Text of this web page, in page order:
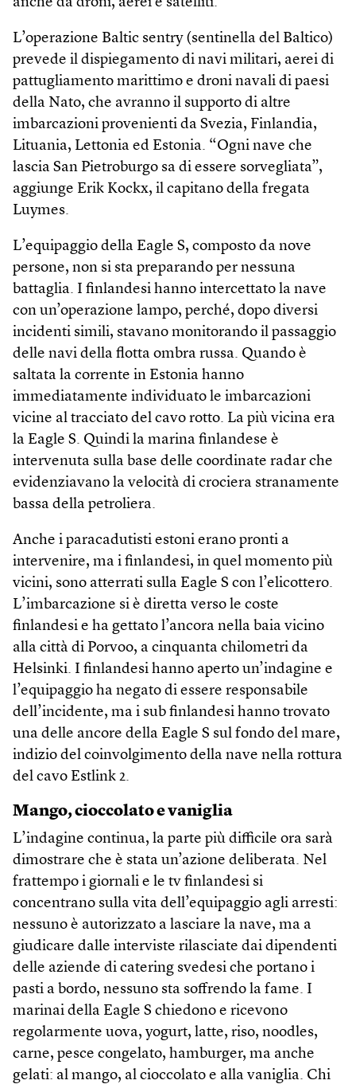
L’operazione Baltic sentry (sentinella del Baltico)
prevede il dispiegamento di navi militari, aerei di
pattugliamento marittimo e droni navali di paesi
della Nato, che avranno il supporto di altre
imbarcazioni provenienti da Svezia, Finlandia,
Lituania, Lettonia ed Estonia. “Ogni nave che
lascia San Pietroburgo sa di essere sorvegliata”,
aggiunge Erik Kockx, il capitano della fregata
Luymes.
L’equipaggio della Eagle S, composto da nove
persone, non si sta preparando per nessuna
battaglia. I finlandesi hanno intercettato la nave
con un’operazione lampo, perché, dopo diversi
incidenti simili, stavano monitorando il passaggio
delle navi della flotta ombra russa. Quando è
saltata la corrente in Estonia hanno
immediatamente individuato le imbarcazioni
vicine al tracciato del cavo rotto. La più vicina era
la Eagle S. Quindi la marina finlandese è
intervenuta sulla base delle coordinate radar che
evidenziavano la velocità di crociera stranamente
bassa della petroliera.
Anche i paracadutisti estoni erano pronti a
intervenire, ma i finlandesi, in quel momento più
vicini, sono atterrati sulla Eagle S con l’elicottero.
L’imbarcazione si è diretta verso le coste
finlandesi e ha gettato l’ancora nella baia vicino
alla città di Porvoo, a cinquanta chilometri da
Helsinki. I finlandesi hanno aperto un’indagine e
l’equipaggio ha negato di essere responsabile
dell’incidente, ma i sub finlandesi hanno trovato
una delle ancore della Eagle S sul fondo del mare,
indizio del coinvolgimento della nave nella rottura
del cavo Estlink 2.
Mango, cioccolato e vaniglia
L’indagine continua, la parte più difficile ora sarà
dimostrare che è stata un’azione deliberata. Nel
frattempo i giornali e le tv finlandesi si
concentrano sulla vita dell’equipaggio agli arresti:
nessuno è autorizzato a lasciare la nave, ma a
giudicare dalle interviste rilasciate dai dipendenti
delle aziende di catering svedesi che portano i
pasti a bordo, nessuno sta soffrendo la fame. I
marinai della Eagle S chiedono e ricevono
regolarmente uova, yogurt, latte, riso, noodles,
carne, pesce congelato, hamburger, ma anche
gelati: al mango, al cioccolato e alla vaniglia. Chi